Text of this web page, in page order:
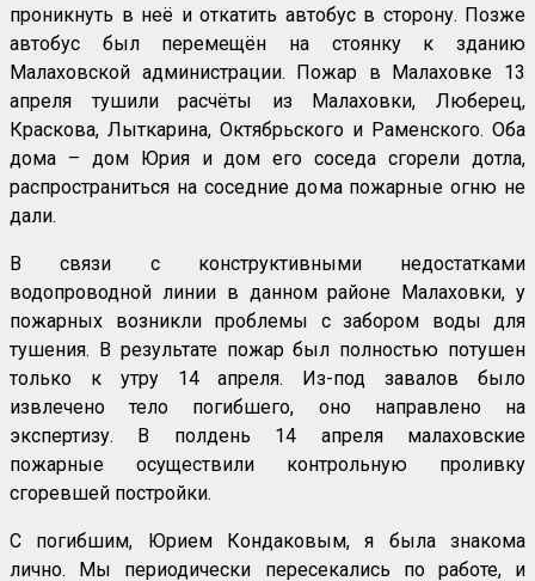
проникнуть в неё и откатить автобус в сторону. Позже
автобус был перемещён на стоянку к зданию
Малаховской администрации. Пожар в Малаховке 13
апреля тушили расчёты из Малаховки, Люберец,
Краскова, Лыткарина, Октябрьского и Раменского. Оба
дома – дом Юрия и дом его соседа сгорели дотла,
распространиться на соседние дома пожарные огню не
дали.
В связи с конструктивными недостатками
водопроводной линии в данном районе Малаховки, у
пожарных возникли проблемы с забором воды для
тушения. В результате пожар был полностью потушен
только к утру 14 апреля. Из-под завалов было
извлечено тело погибшего, оно направлено на
экспертизу. В полдень 14 апреля малаховские
пожарные осуществили контрольную проливку
сгоревшей постройки.
С погибшим, Юрием Кондаковым, я была знакома
лично. Мы периодически пересекались по работе, и